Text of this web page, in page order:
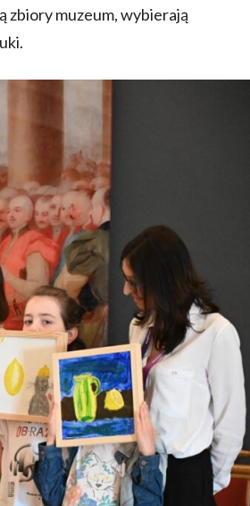
zbiory muzeum, wybierają